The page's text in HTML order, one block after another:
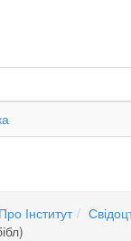
Про Інститут